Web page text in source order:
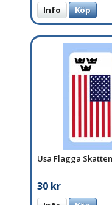
Info Köp
Usa Flagga
30 kr